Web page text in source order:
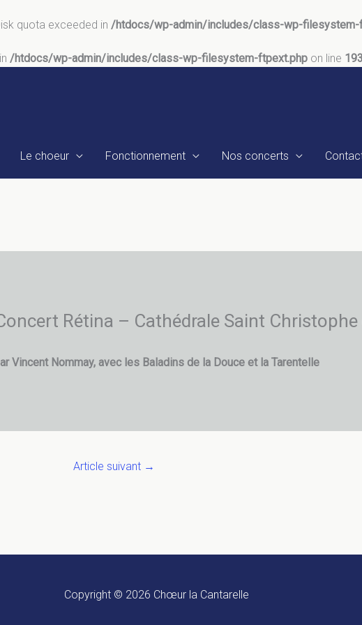
quota exceeded in /htdocs/wp-admin/includes/class-wp-filesystem-
/htdocs/wp-admin/includes/class-wp-filesystem-ftpext.php on line 193
Le choeur Fonctionnement Nos concerts
Rétina – Cathédrale Saint
Vincent Nommay, avec les Baladins de la Douce et la Tarentelle
Article suivant →
Copyright © 2026 Chœur la Cantarelle